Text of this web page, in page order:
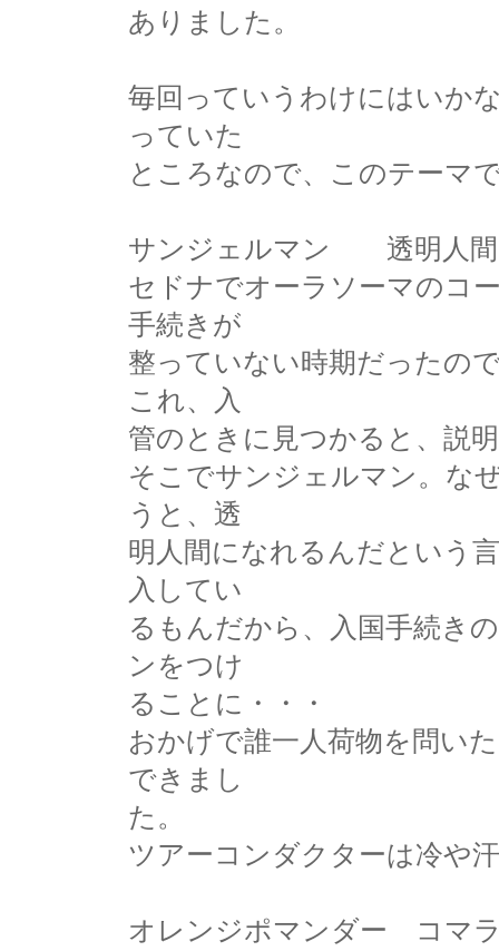
ありました。
毎回っていうわけにはいか
っていた
ところなので、このテーマ
サンジェルマン 透明人間
セドナでオーラソーマのコ
手続きが
整っていない時期だったの
これ、入
管のときに見つかると、説
そこでサンジェルマン。な
うと、透
明人間になれるんだという
入してい
るもんだから、入国手続き
ンをつけ
ることに・・・
おかげで誰一人荷物を問い
できまし
た。
ツアーコンダクターは冷や
オレンジポマンダー コマ